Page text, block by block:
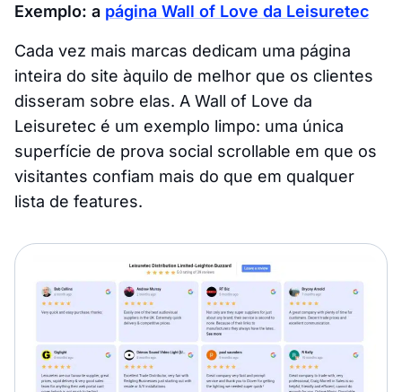
Exemplo: a página Wall of Love da Leisuretec
Cada vez mais marcas dedicam uma página
inteira do site àquilo de melhor que os clientes
disseram sobre elas. A Wall of Love da
Leisuretec é um exemplo limpo: uma única
superfície de prova social scrollable em que os
visitantes confiam mais do que em qualquer
lista de features.